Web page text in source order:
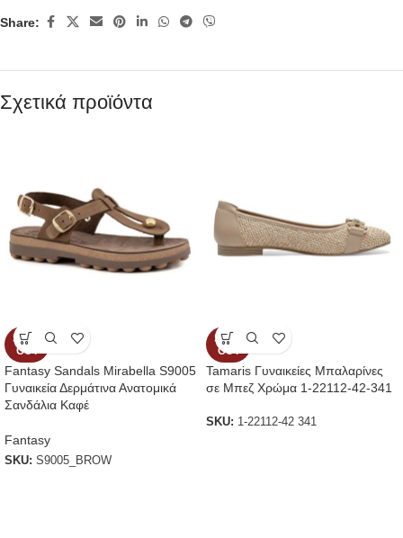
Share:
Σχετικά προϊόντα
SOLD
OUT
Fantasy Sandals Mirabella S9005
Γυναικεία Δερμάτινα Ανατομικά
Σανδάλια Καφέ
Fantasy
SKU: S9005_BROW
SOLD
OUT
Tamaris Γυναικείες Μπαλαρίνες
σε Μπεζ Χρώμα 1-22112-42-341
SKU: 1-22112-42 341